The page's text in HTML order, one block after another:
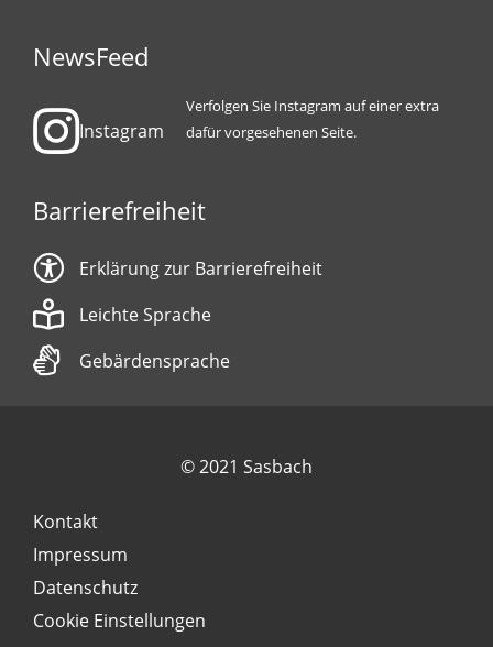
NewsFeed
Instagram
Verfolgen Sie Instagram auf einer extra
dafür vorgesehenen Seite.
Barrierefreiheit
Erklärung zur Barrierefreiheit
Leichte Sprache
Gebärdensprache
© 2021 Sasbach
Kontakt
Impressum
Datenschutz
Cookie Einstellungen